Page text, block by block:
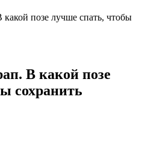
позе лучше спать, чтобы
В какой позе
сохранить